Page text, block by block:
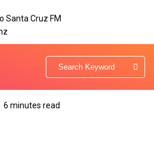
6 minutes read